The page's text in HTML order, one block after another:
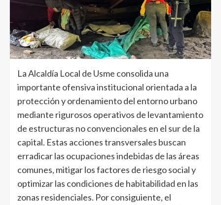
La Alcaldía Local de Usme consolida una
importante ofensiva institucional orientada a la
protección y ordenamiento del entorno urbano
mediante rigurosos operativos de levantamiento
de estructuras no convencionales en el sur de la
capital. Estas acciones transversales buscan
erradicar las ocupaciones indebidas de las áreas
comunes, mitigar los factores de riesgo social y
optimizar las condiciones de habitabilidad en las
zonas residenciales. Por consiguiente, el